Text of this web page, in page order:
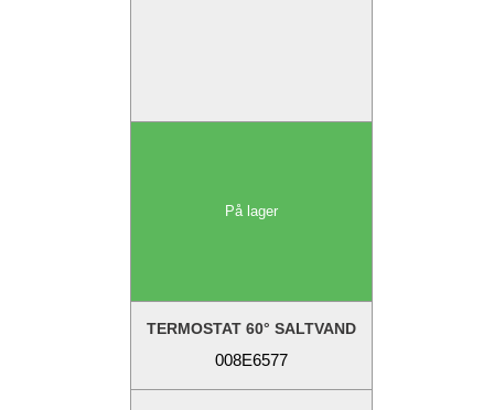
På lager
TERMOSTAT 60° SALTVAND
008E6577